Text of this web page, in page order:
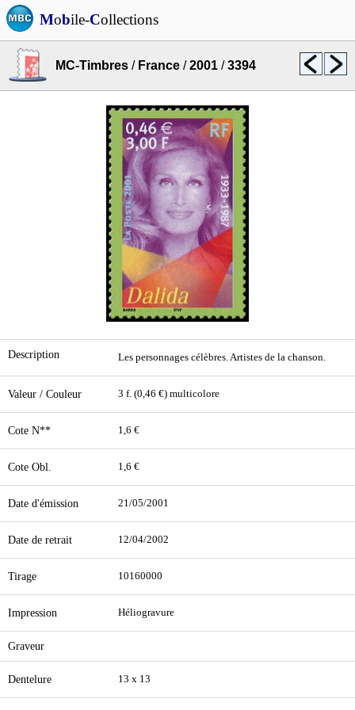
Mobile-Collections
MC-Timbres / France /2001 /3394
Description Les personnages célèbres. Artistes de la chanson.
Valeur / Couleur 3 f. (0,46 €) multicolore
Cote N** 1,6 €
Cote Obl. 1,6 €
Date d'émission 21/05/2001
Date de retrait 12/04/2002
Tirage 10160000
Impression Héliogravure
Graveur
Dentelure 13 x 13